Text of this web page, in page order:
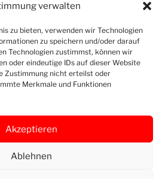
verwalten
zu bieten, verwenden wir Technologien
zu speichern und/oder darauf
Technologien zustimmst, können wir
oder eindeutige IDs auf dieser Website
Zustimmung nicht erteilst oder
Merkmale und Funktionen
Akzeptieren
Ablehnen
Markus Haas
Musik Party Pendel
Rock Row
Deep Simon Techno